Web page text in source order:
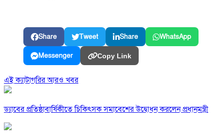
Share Tweet Share WhatsApp
Messenger Copy Link
এই ক্যাটাগরির আরও খবর
ড্যাবের প্রতিষ্ঠাবার্ষিকীতে চিকিৎসক সমাবেশের উদ্বোধন করলেন প্রধানমন্ত্রী